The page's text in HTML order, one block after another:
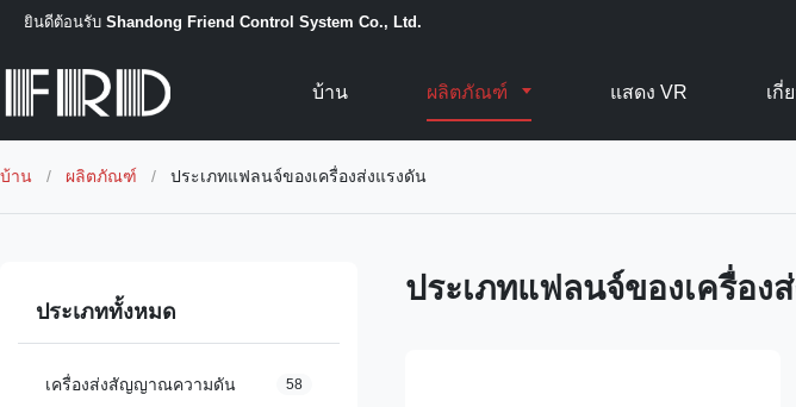
ยินดีต้อนรับ Shandong Friend Control System Co., Ltd.
บ้าน ผลิตภัณฑ์ แสดง VR เกี่
บ้าน / ผลิตภัณฑ์ / ประเภทแฟลนจ์ของเครื่องส่งแรงดัน
ประเภททั้งหมด
เครื่องส่งสัญญาณความดัน 58
ประเภทแฟลนจ์ของเครื่อง